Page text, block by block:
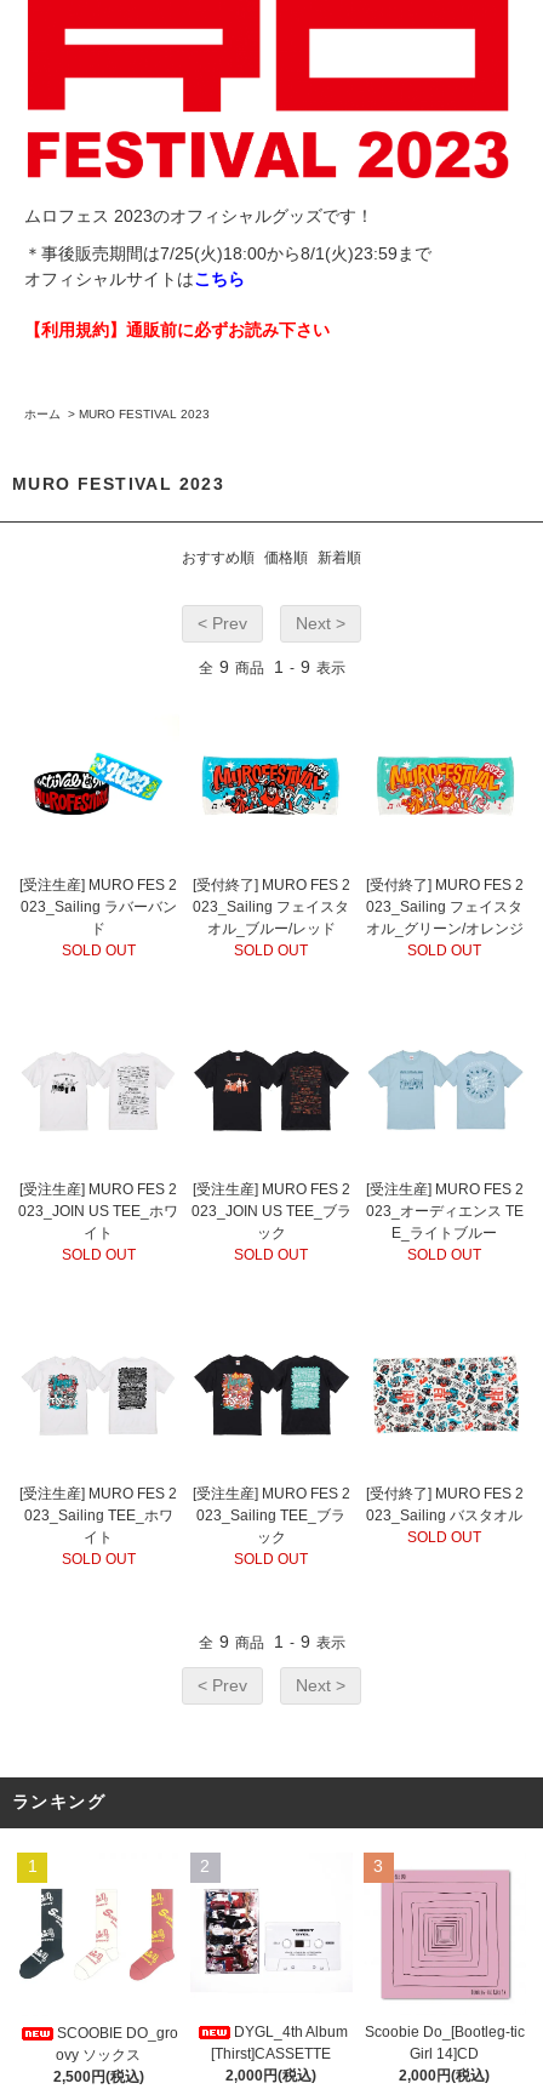
ムロフェス 2023のオフィシャルグッズです！
＊事後販売期間は7/25(火)18:00から8/1(火)23:59まで
オフィシャルサイトはこちら
【利用規約】通販前に必ずお読み下さい
ホーム > MURO FESTIVAL 2023
MURO FESTIVAL 2023
おすすめ順 価格順 新着順
< Prev Next >
全 9 商品 1 - 9 表示
[受注生産] MURO FES 2
023_Sailing ラバーバン
ド
SOLD OUT
[受付終了] MURO FES 2
023_Sailing フェイスタ
オル_ブルー/レッド
SOLD OUT
[受付終了] MURO FES 2
023_Sailing フェイスタ
オル_グリーン/オレンジ
SOLD OUT
[受注生産] MURO FES 2
023_JOIN US TEE_ホワ
イト
SOLD OUT
[受注生産] MURO FES 2
023_JOIN US TEE_ブラ
ック
SOLD OUT
[受注生産] MURO FES 2
023_オーディエンス TE
E_ライトブルー
SOLD OUT
[受注生産] MURO FES 2
023_Sailing TEE_ホワ
イト
SOLD OUT
[受注生産] MURO FES 2
023_Sailing TEE_ブラ
ック
SOLD OUT
[受付終了] MURO FES 2
023_Sailing バスタオル
SOLD OUT
全 9 商品 1 - 9 表示
< Prev Next >
ランキング
1
SCOOBIE DO_gro
ovy ソックス
2,500円(税込)
2
DYGL_4th Album
[Thirst]CASSETTE
2,000円(税込)
3
Scoobie Do_[Bootleg-tic
Girl 14]CD
2,000円(税込)